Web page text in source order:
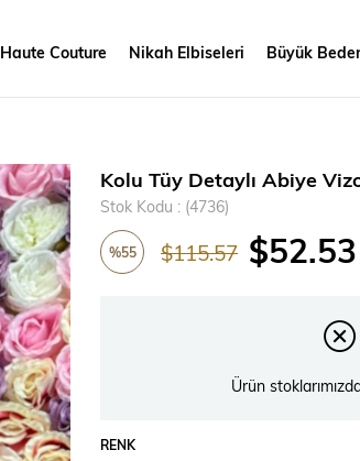
Haute Couture Nikah Elbiseleri Büyük
Kolu Tüy Detaylı Abiye
Stok Kodu (4736)
%55 $115.57 $52.53
Ürün
RENK